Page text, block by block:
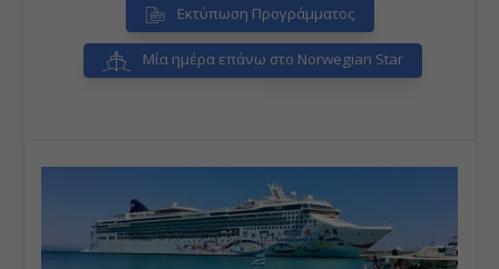
Εκτύπωση Προγράμματος
Μία ημέρα επάνω στο Norwegian Star